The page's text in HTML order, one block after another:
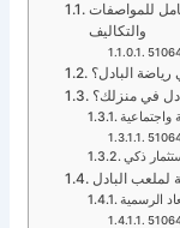
للمواصفات
والتكاليف
رياضة البادل؟
في منزلك؟
واجتماعية
ذكي
لملعب البادل
الرسمية